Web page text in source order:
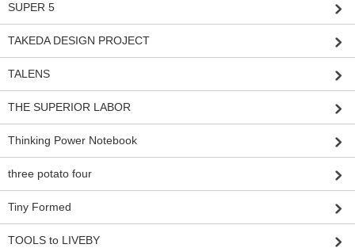
SUPER 5
TAKEDA DESIGN PROJECT
TALENS
THE SUPERIOR LABOR
Thinking Power Notebook
three potato four
Tiny Formed
TOOLS to LIVEBY